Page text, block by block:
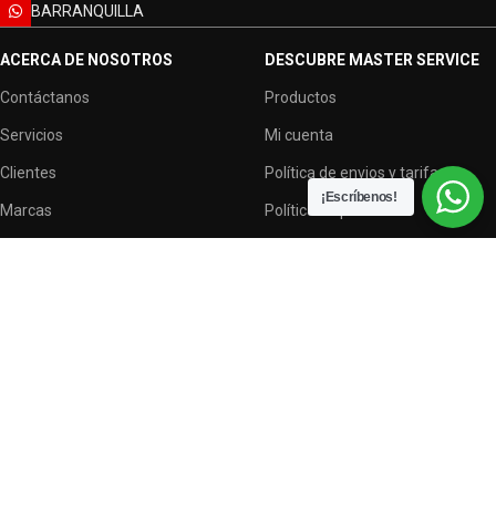
BARRANQUILLA
ACERCA DE NOSOTROS
Contáctanos
Servicios
Clientes
Marcas
DESCUBRE MASTER SERVICE
Productos
Mi cuenta
Política de envios y tarifas
Política de privacidad
¡Escríbenos!